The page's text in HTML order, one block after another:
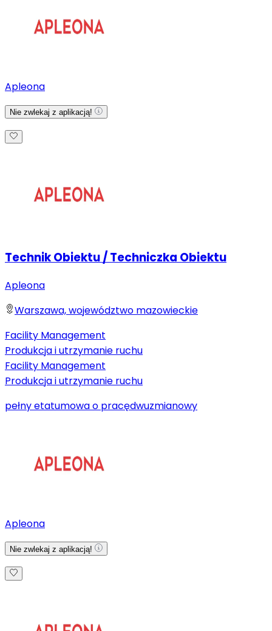
Apleona
Nie zwlekaj z aplikacją!
Technik Obiektu / Techniczka Obiektu
Apleona
Warszawa, województwo mazowieckie
Facility Management
Produkcja i utrzymanie ruchu
Facility Management
Produkcja i utrzymanie ruchu
pełny etatumowa o pracędwuzmianowy
Apleona
Nie zwlekaj z aplikacją!